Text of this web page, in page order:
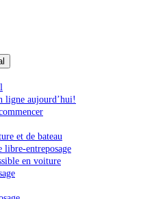
ligne aujourd’hui!
et de bateau
libre-entreposage
en voiture